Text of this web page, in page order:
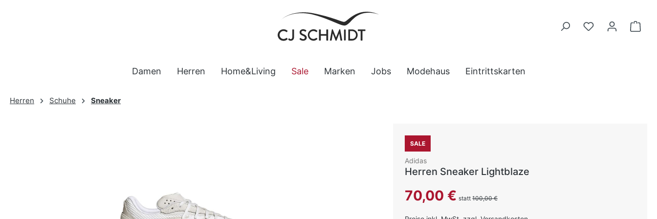
Damen Herren Home&Living Sale Marken Jobs Modehaus Eintrittskarten
Herren Schuhe Sneaker
SALE
Adidas
Herren Sneaker Lightblaze
Verkaufspreis:
70,00 € statt 100,00 €